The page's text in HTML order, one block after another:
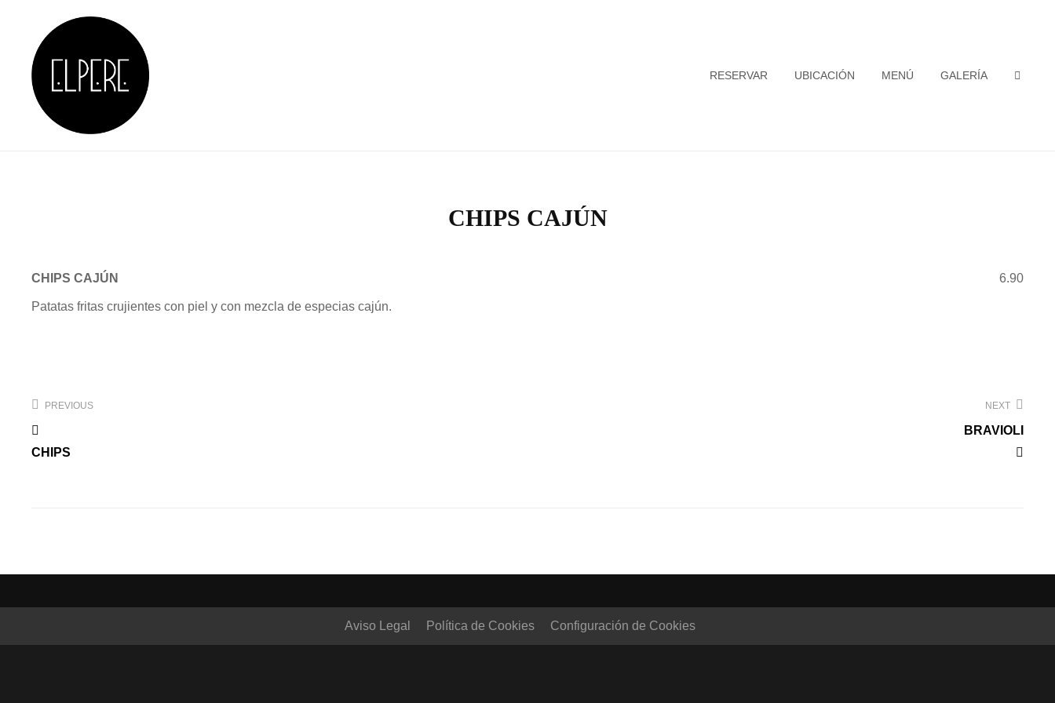
content
RESERVAR UBICACIÓN MENÚ
GALERÍA
CHIPS CAJÚN
CHIPS CAJÚN 6.90
Patatas fritas crujientes con piel y con mezcla de especias cajún.
de
entradas
PREVIOUS
CHIPS
NEXT
BRAVIOLI
Aviso Legal Política de Cookies Configuración de Cookies